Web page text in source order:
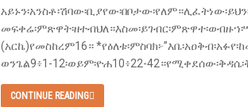
(አርኬ)የመስከረም16።
ወንጌል9፥1-12፡ወይም፡ዮሐ10፥22-
CONTINUE READING